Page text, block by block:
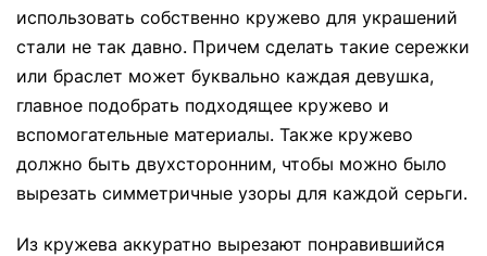
использовать собственно кружево для украшений
стали не так давно. Причем сделать такие сережки
или браслет может буквально каждая девушка,
главное подобрать подходящее кружево и
вспомогательные материалы. Также кружево
должно быть двухсторонним, чтобы можно было
вырезать симметричные узоры для каждой серьги.
Из кружева аккуратно вырезают понравившийся